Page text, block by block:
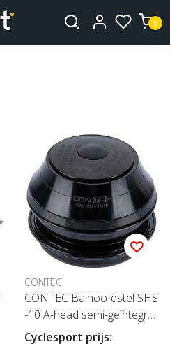
0
CONTEC
CONTEC Balhoofdstel SHS
-10 A-head semi-geïntegre
erd, 1 1/8"
Cyclesport prijs: